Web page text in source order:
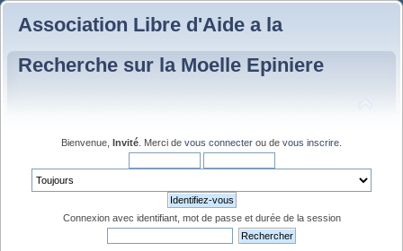
Association Libre d'Aide a la
Recherche sur la Moelle Epiniere
Bienvenue, Invité . Merci de vous connecter ou de vous inscrire
Connexion avec identifiant, mot de passe et durée de la session